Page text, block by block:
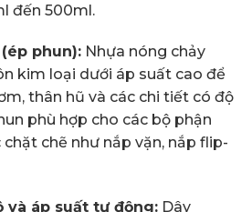
đến 500ml.
phun): Nhựa nóng chảy
kim loại dưới áp suất cao để
thân hũ và các chi tiết có độ
phù hợp cho các bộ phận
chẽ như nắp vặn, nắp flip-
và áp suất tự động: Dây